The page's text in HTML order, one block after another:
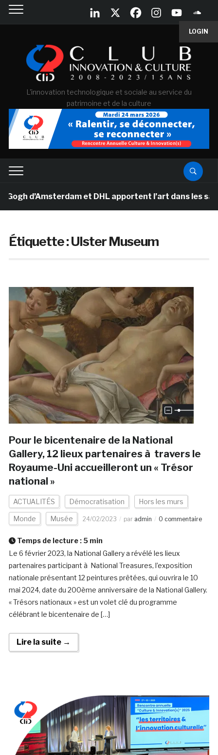
LOGIN
L'innovation technologique et sociale au service du
patrimoine et de la culture
d’Amsterdam et DHL apportent l’art dans les salles
Étiquette :Ulster Museum
Pour le bicentenaire de la National
Gallery, 12 lieux partenaires à travers le
Royaume-Uni accueilleront un « Trésor
national »
ACTUALITÉS Démocratisation Hors les murs
Monde Musée 24/02/2023 par admin 0 commentaire
Temps de lecture : 5 min
Le 6 février 2023, la National Gallery a révélé les lieux
partenaires participant à National Treasures, l’exposition
nationale présentant 12 peintures prêtées, qui ouvrira le 10
mai 2024, date du 200ème anniversaire de la National Gallery.
« Trésors nationaux » est un volet clé du programme
célébrant le bicentenaire de […]
Lire la suite →